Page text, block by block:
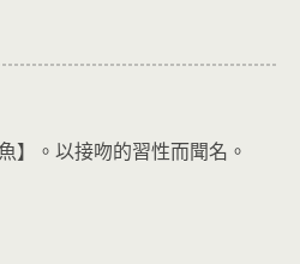
】。以接吻的習性而聞名。